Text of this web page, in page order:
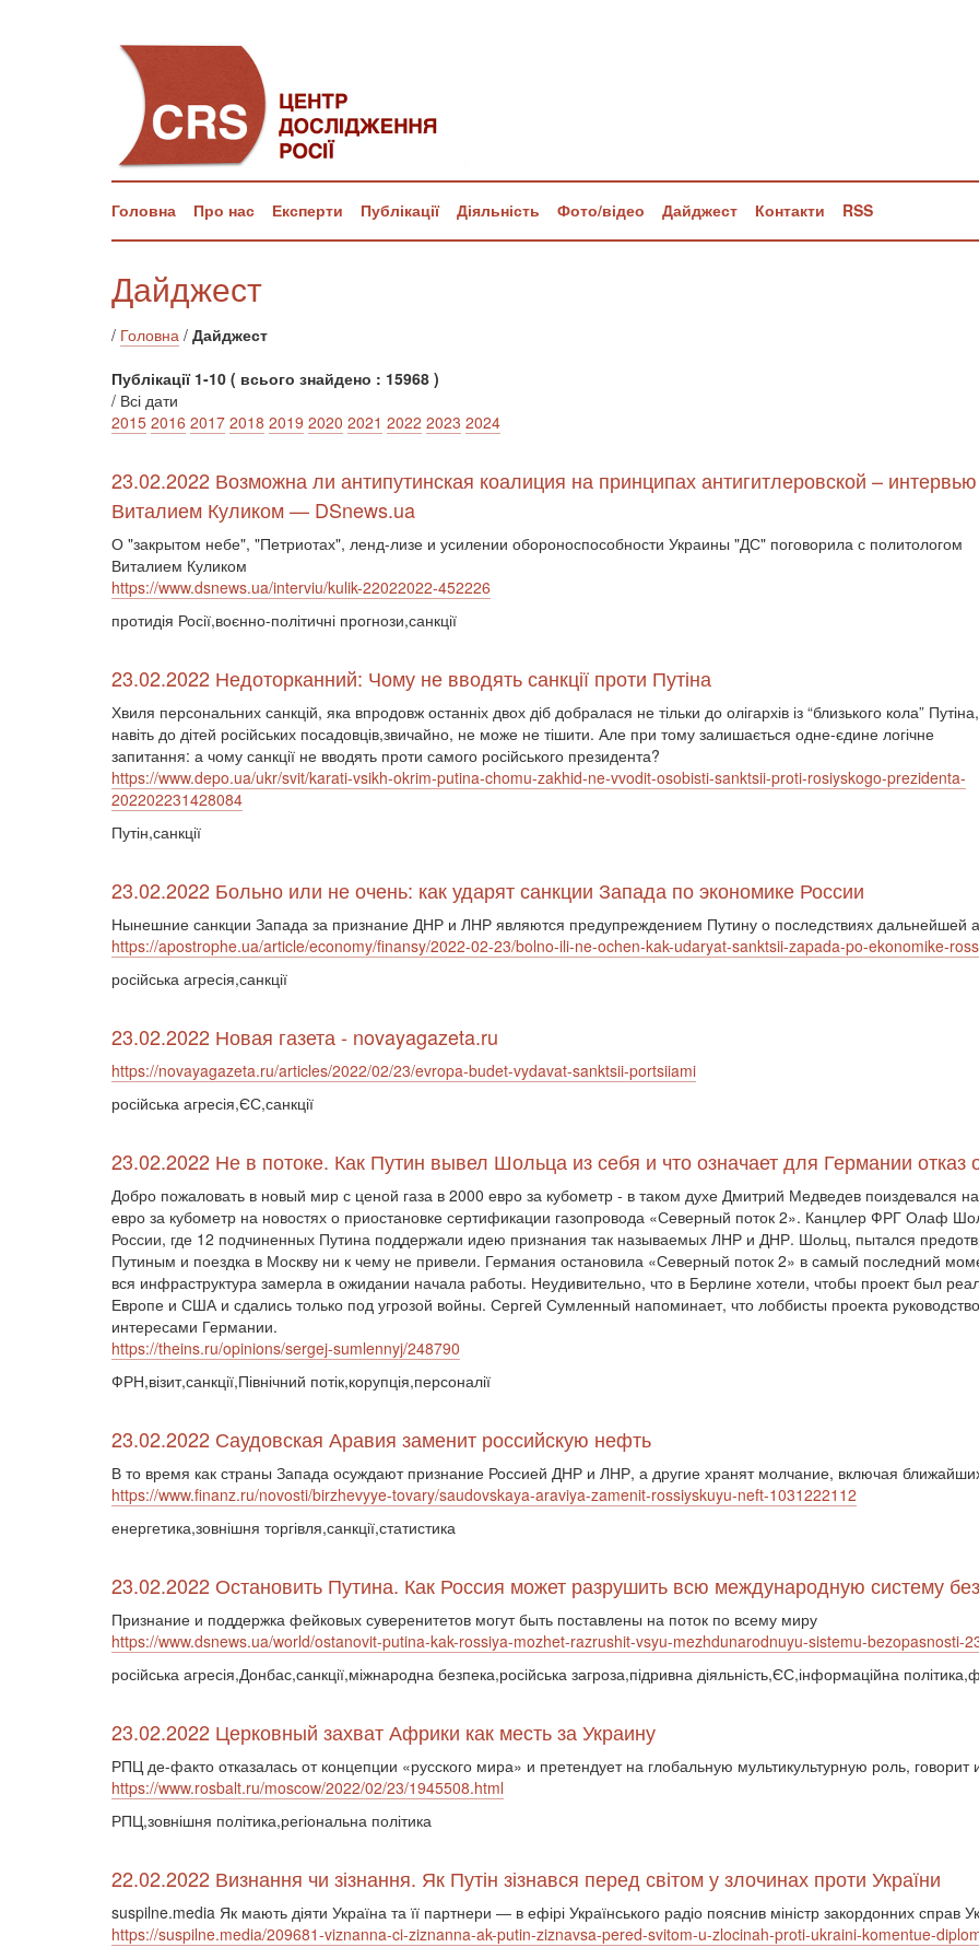
Головна Про нас Експерти Публікації Діяльність Фото/відео Дайджест Контакти RSS
Дайджест
/ Головна / Дайджест
Публікації 1-10 ( всього знайдено : 15968 )
/ Всі дати
2015 2016 2017 2018 2019 2020 2021 2022 2023 2024
23.02.2022 Возможна ли антипутинская коалиция на принципах антигитлеровской –
Виталием Куликом — DSnews.ua
О "закрытом небе", "Петриотах", ленд-лизе и усилении обороноспособности Украины "ДС" поговорила с политологом
Виталием Куликом
https://www.dsnews.ua/interviu/kulik-22022022-452226
протидія Росії,воєнно-політичні прогнози,санкції
23.02.2022 Недоторканний: Чому не вводять санкції проти Путіна
Хвиля персональних санкцій, яка впродовж останніх двох діб добралася не тільки до олігархів із “близького кола”
навіть до дітей російських посадовців,звичайно, не може не тішити. Але при тому залишається одне-єдине логічне
запитання: а чому санкції не вводять проти самого російського президента?
https://www.depo.ua/ukr/svit/karati-vsikh-okrim-putina-chomu-zakhid-ne-vvodit-osobisti-sanktsii-proti-rosiyskogo-prezidenta-
202202231428084
Путін,санкції
23.02.2022 Больно или не очень: как ударят санкции Запада по экономике России
Нынешние санкции Запада за признание ДНР и ЛНР являются предупреждением Путину о последствиях дальнейшей
https://apostrophe.ua/article/economy/finansy/2022-02-23/bolno-ili-ne-ochen-kak-udaryat-sanktsii-zapada-po-ekonomike-
російська агресія,санкції
23.02.2022 Новая газета - novayagazeta.ru
https://novayagazeta.ru/articles/2022/02/23/evropa-budet-vydavat-sanktsii-portsiiami
російська агресія,ЄС,санкції
23.02.2022 Не в потоке. Как Путин вывел Шольца из себя и что означает для Германии отказ
Добро пожаловать в новый мир с ценой газа в 2000 евро за кубометр - в таком духе Дмитрий Медведев поиздевался
евро за кубометр на новостях о приостановке сертификации газопровода «Северный поток 2». Канцлер ФРГ Олаф
России, где 12 подчиненных Путина поддержали идею признания так называемых ЛНР и ДНР. Шольц, пытался
Путиным и поездка в Москву ни к чему не привели. Германия остановила «Северный поток 2» в самый последний
вся инфраструктура замерла в ожидании начала работы. Неудивительно, что в Берлине хотели, чтобы проект был
Европе и США и сдались только под угрозой войны. Сергей Сумленный напоминает, что лоббисты проекта
интересами Германии.
https://theins.ru/opinions/sergej-sumlennyj/248790
ФРН,візит,санкції,Північний потік,корупція,персоналії
23.02.2022 Саудовская Аравия заменит российскую нефть
В то время как страны Запада осуждают признание Россией ДНР и ЛНР, а другие хранят молчание, включая
https://www.finanz.ru/novosti/birzhevyye-tovary/saudovskaya-araviya-zamenit-rossiyskuyu-neft-1031222112
енергетика,зовнішня торгівля,санкції,статистика
23.02.2022 Остановить Путина. Как Россия может разрушить всю международную систему
Признание и поддержка фейковых суверенитетов могут быть поставлены на поток по всему миру
https://www.dsnews.ua/world/ostanovit-putina-kak-rossiya-mozhet-razrushit-vsyu-mezhdunarodnuyu-sistemu-bezopasnosti-
російська агресія,Донбас,санкції,міжнародна безпека,російська загроза,підривна діяльність,ЄС,інформаційна
23.02.2022 Церковный захват Африки как месть за Украину
РПЦ де-факто отказалась от концепции «русского мира» и претендует на глобальную мультикультурную роль,
https://www.rosbalt.ru/moscow/2022/02/23/1945508.html
РПЦ,зовнішня політика,регіональна політика
22.02.2022 Визнання чи зізнання. Як Путін зізнався перед світом у злочинах проти України
suspilne.media Як мають діяти Україна та її партнери ― в ефірі Українського радіо пояснив міністр закордонних
https://suspilne.media/209681-viznanna-ci-ziznanna-ak-putin-ziznavsa-pered-svitom-u-zlocinah-proti-ukraini-komentue-